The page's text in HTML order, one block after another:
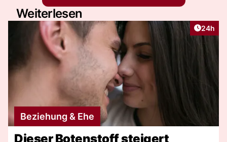
Weiterlesen
Artikel
24h
Beziehung & Ehe
Dieser Botenstoff steigert